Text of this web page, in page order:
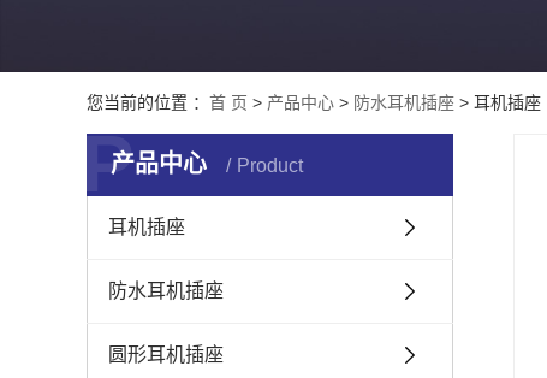
您当前的位置 ： 首 页 > 产品中心 > 防水耳机插座 > 耳机插座
产品中心 Product
P
耳机插座
防水耳机插座
圆形耳机插座